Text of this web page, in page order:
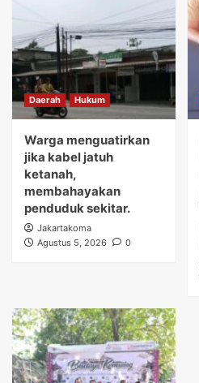
Daerah Hukum
Warga menguatirkan
jika kabel jatuh
ketanah,
membahayakan
penduduk sekitar.
Jakartakoma
Agustus 5, 2026
0